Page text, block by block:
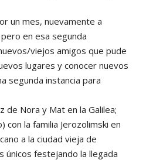
un mes, nuevamente a
en esa segunda
viejos amigos que pude
lugares y conocer nuevos
segunda instancia para
de Nora y Mat en la Galilea;
con la familia Jerozolimski en
a la ciudad vieja de
únicos festejando la llegada